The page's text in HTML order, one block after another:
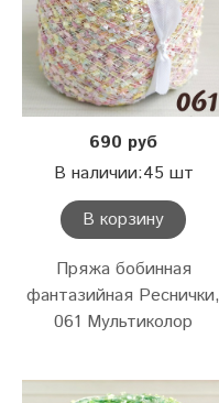
690 руб
В наличии:45 шт
В корзину
Пряжа бобинная
фантазийная Реснички,
061 Мультиколор